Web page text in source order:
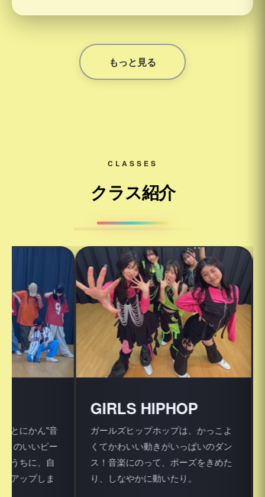
もっと見る
CLASSES
クラス紹介
"音
ビー
自
ま
GIRLS HIPHOP
ガールズヒップホップは、かっこよ
くてかわいい動きがいっぱいのダン
ス！音楽にのって、ポーズをきめた
り、しなやかに動いたり。